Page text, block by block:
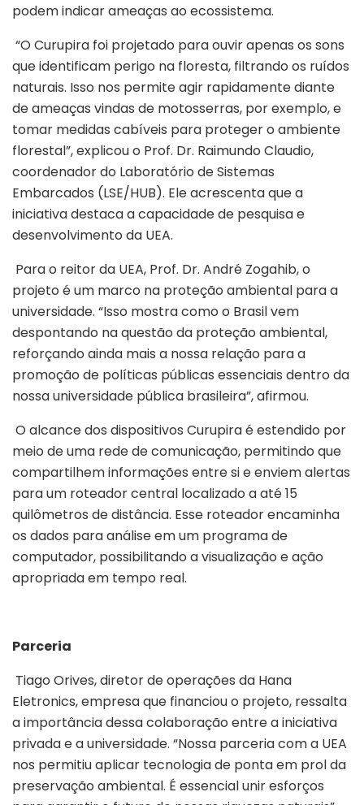
podem indicar ameaças ao ecossistema.
“O Curupira foi projetado para ouvir apenas os sons
que identificam perigo na floresta, filtrando os ruídos
naturais. Isso nos permite agir rapidamente diante
de ameaças vindas de motosserras, por exemplo, e
tomar medidas cabíveis para proteger o ambiente
florestal”, explicou o Prof. Dr. Raimundo Claudio,
coordenador do Laboratório de Sistemas
Embarcados (LSE/HUB). Ele acrescenta que a
iniciativa destaca a capacidade de pesquisa e
desenvolvimento da UEA.
Para o reitor da UEA, Prof. Dr. André Zogahib, o
projeto é um marco na proteção ambiental para a
universidade. “Isso mostra como o Brasil vem
despontando na questão da proteção ambiental,
reforçando ainda mais a nossa relação para a
promoção de políticas públicas essenciais dentro da
nossa universidade pública brasileira”, afirmou.
O alcance dos dispositivos Curupira é estendido por
meio de uma rede de comunicação, permitindo que
compartilhem informações entre si e enviem alertas
para um roteador central localizado a até 15
quilômetros de distância. Esse roteador encaminha
os dados para análise em um programa de
computador, possibilitando a visualização e ação
apropriada em tempo real.
Parceria
Tiago Orives, diretor de operações da Hana
Eletronics, empresa que financiou o projeto, ressalta
a importância dessa colaboração entre a iniciativa
privada e a universidade. “Nossa parceria com a UEA
nos permitiu aplicar tecnologia de ponta em prol da
preservação ambiental. É essencial unir esforços